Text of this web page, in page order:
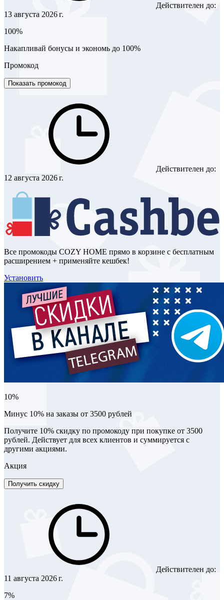
Действителен до:
13 августа 2026 г.
100%
Накапливай бонусы и экономь до 100%
Промокод
Показать промокод
Действителен до:
12 августа 2026 г.
Все промокоды COZY HOME прямо в корзине с бесплатным
расширением + применяйте кешбек!
Установить
10%
Минус 10% на заказы от 3500 рублей
Получите 10% скидку по промокоду при покупке от 3500
рублей. Действует для всех клиентов и суммируется с
другими акциями.
Акция
Получить скидку
Действителен до:
11 августа 2026 г.
7%